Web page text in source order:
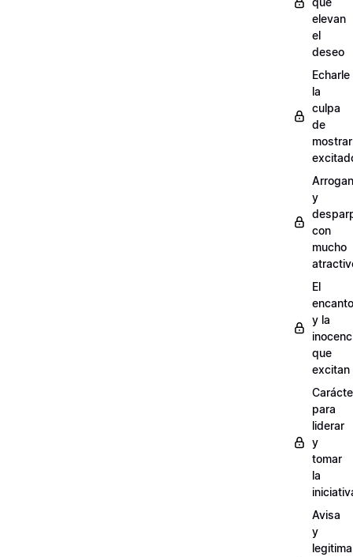
elevan
el
deseo
Echarle
la
culpa
de
y
con
mucho
El
encanto
y la
que
excitan
para
liderar
y
tomar
la
Avisa
y
legitima